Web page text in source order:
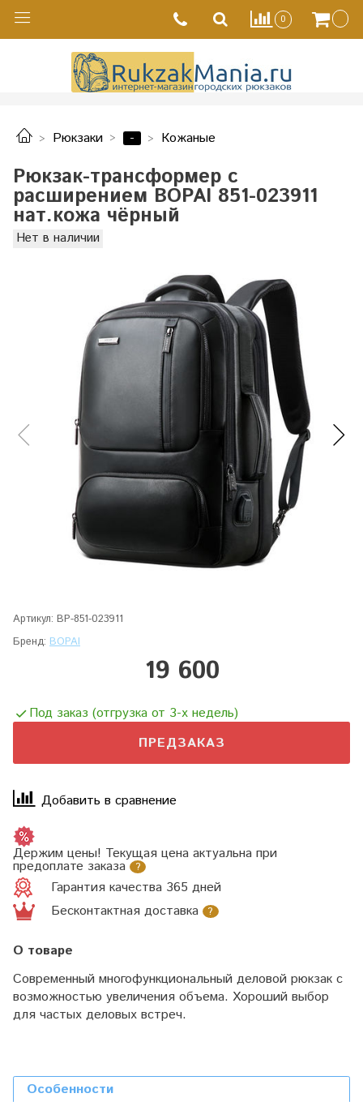
0
Рюкзаки - Кожаные
Рюкзак-трансформер с
расширением BOPAI 851-023911
нат.кожа чёрный
Нет в наличии
Артикул: BP-851-023911
Бренд: BOPAI
19 600
Под заказ (отгрузка от 3-х недель)
ПРЕДЗАКАЗ
Добавить в сравнение
Держим цены! Текущая цена актуальна при
предоплате заказа ?
Гарантия качества 365 дней
Бесконтактная доставка
?
О товаре
Современный многофункциональный деловой рюкзак с
возможностью увеличения объема. Хороший выбор
для частых деловых встреч.
Особенности